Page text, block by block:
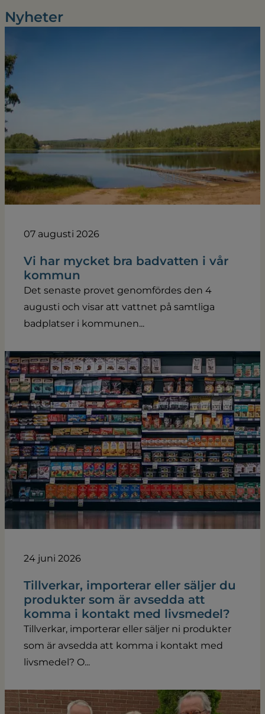
Nyheter
07 augusti 2026
Vi har mycket bra badvatten i vår
kommun
Det senaste provet genomfördes den 4
augusti och visar att vattnet på samtliga
badplatser i kommunen...
24 juni 2026
Tillverkar, importerar eller säljer du
produkter som är avsedda att
komma i kontakt med livsmedel?
Tillverkar, importerar eller säljer ni produkter
som är avsedda att komma i kontakt med
livsmedel? O...